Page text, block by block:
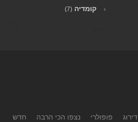
קומדיה (7)
דירוג פופולרי נצפו הכי הרבה חדש